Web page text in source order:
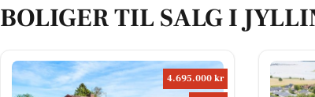
BOLIGER TIL SALG I
4.695.000 kr